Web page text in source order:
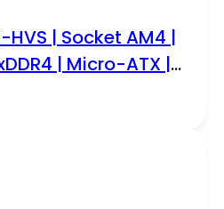
| Socket AM4 |
| Micro-ATX |